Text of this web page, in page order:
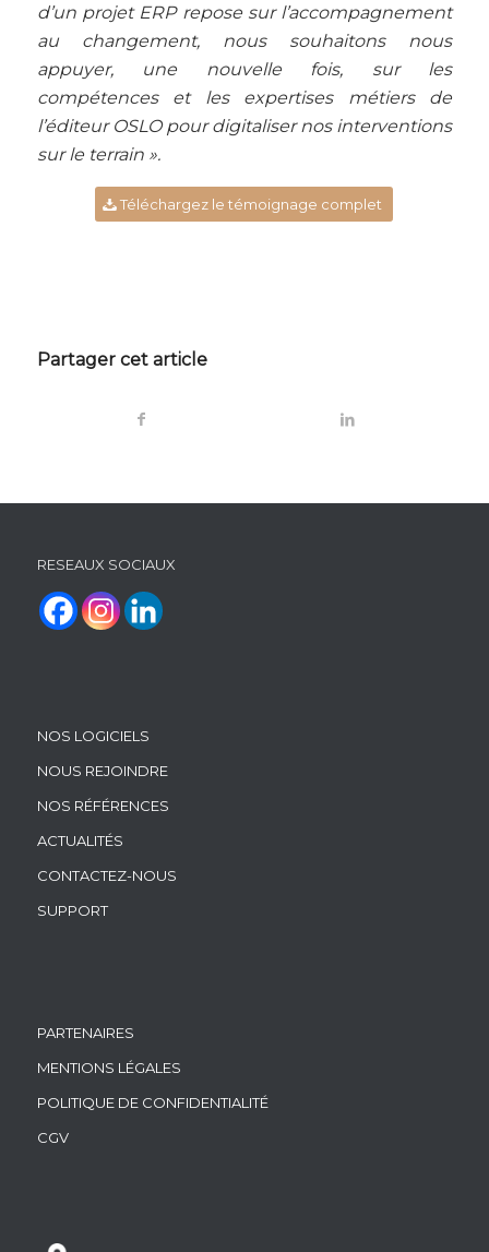
d’un projet ERP repose sur l’accompagnement
au changement, nous souhaitons nous
appuyer, une nouvelle fois, sur les
compétences et les expertises métiers de
l’éditeur OSLO pour digitaliser nos interventions
sur le terrain ».
Téléchargez le témoignage complet
Partager cet article
RESEAUX SOCIAUX
NOS LOGICIELS
NOUS REJOINDRE
NOS RÉFÉRENCES
ACTUALITÉS
CONTACTEZ-NOUS
SUPPORT
PARTENAIRES
MENTIONS LÉGALES
POLITIQUE DE CONFIDENTIALITÉ
CGV